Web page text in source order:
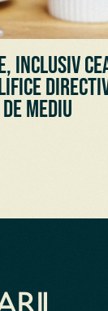
inclusiv
mediu